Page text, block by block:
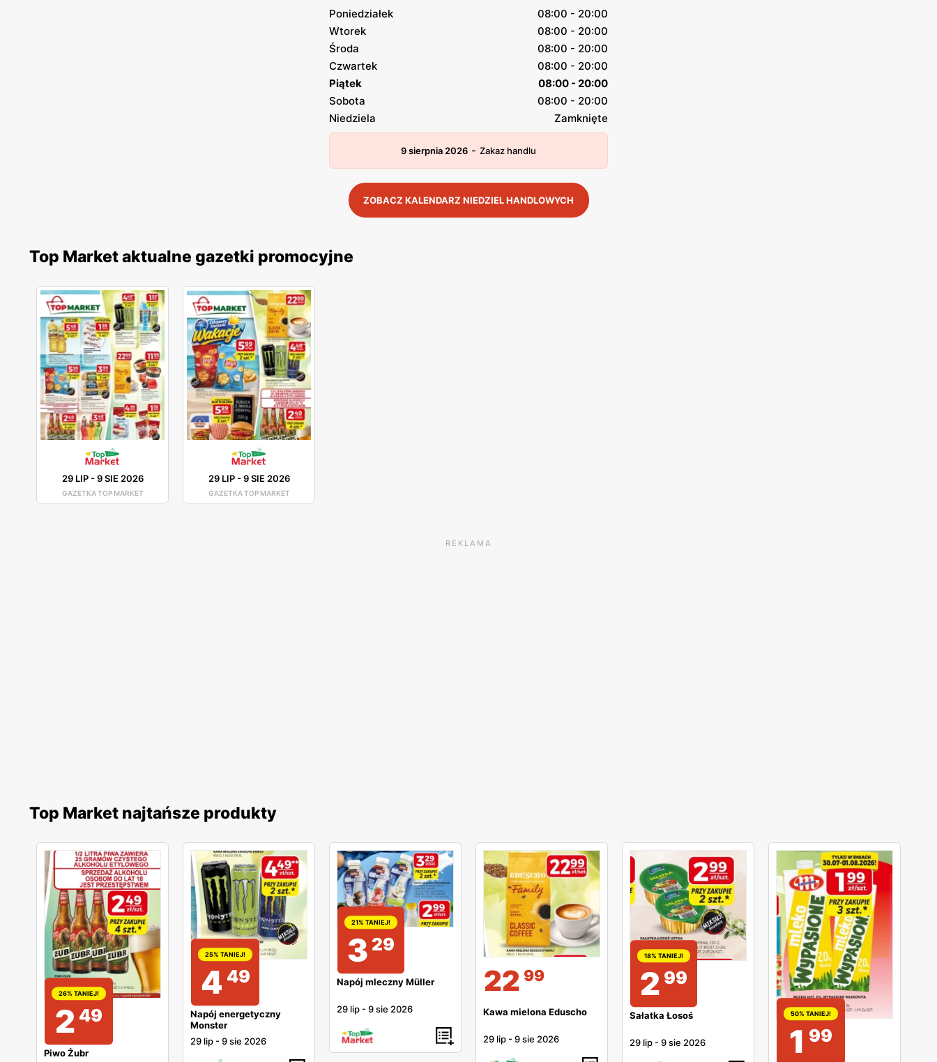
Poniedziałek
08:00 - 20:00
Wtorek
08:00 - 20:00
Środa
08:00 - 20:00
Czwartek
08:00 - 20:00
Piątek
08:00 - 20:00
Sobota
08:00 - 20:00
Niedziela
Zamknięte
9 sierpnia 2026 - Zakaz handlu
ZOBACZ KALENDARZ NIEDZIEL HANDLOWYCH
Top Market aktualne gazetki promocyjne
29 LIP-9 SIE 2026
GAZETKA TOP MARKET
29 LIP-9 SIE 2026
GAZETKA TOP MARKET
REKLAMA
Top Market najtańsze produkty
26% TANIEJ!
2 49
Piwo Żubr
25% TANIEJ!
4 49
Napój energetyczny
Monster
29 lip -9 sie 2026
21% TANIEJ!
3 29
Napój mleczny Müller
29 lip -9 sie 2026
22 99
Kawa mielona Eduscho
29 lip -9 sie 2026
18% TANIEJ!
2 99
Sałatka Łosoś
29 lip -9 sie 2026
50% TANIEJ!
1 99